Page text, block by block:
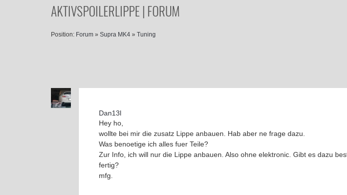
AKTIVSPOILERLIPPE | FORUM
Position: Forum » Supra MK4 » Tuning
Dan13l
Hey ho,
wollte bei mir die zusatz Lippe anbauen. Hab aber ne frage dazu.
Was benoetige ich alles fuer Teile?
Zur Info, ich will nur die Lippe anbauen. Also ohne elektronic. Gibt es dazu
fertig?
mfg.